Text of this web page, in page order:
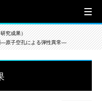
究成果）
―原子空孔による弾性異常―